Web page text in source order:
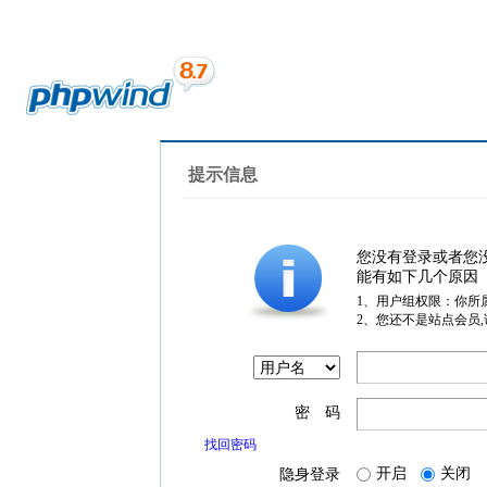
提示信息
您没有登录或者您
能有如下几个原因
1、用户组权限：你所
2、您还不是站点会员
密 码
找回密码
隐身登录 开启 关闭